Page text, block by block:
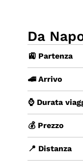
Da
🚉 Partenza
🚄 Arrivo
⌚ Durata
💰 Prezzo
📍 Distanza